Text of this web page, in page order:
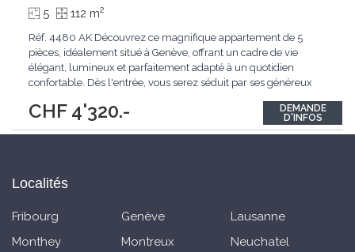
CHF 4'320.-
5 112 m2
Réf. 4480 AK Découvrez ce magnifique appartement de 5
pièces, idéalement situé à Genève, offrant un cadre de vie
élégant, lumineux et parfaitement adapté à un quotidien
confortable. Dès l'entrée, vous serez séduit par ses généreux
moments privilégiés en famille ou entre amis. Baigné de
lumière naturelle grâce...
DEMANDE
D'INFOS
Localités
Fribourg Genève
Lausanne
Monthey
Montreux
Neuchatel